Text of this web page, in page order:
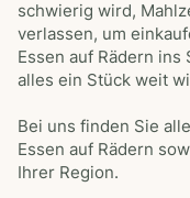
schwierig wird,
verlassen, um
Essen auf Rädern
alles ein Stück weit
Bei uns finden Sie
Essen auf Rädern
Ihrer Region.